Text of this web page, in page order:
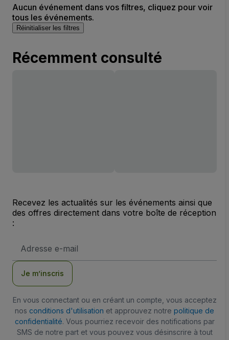
Aucun événement dans vos filtres, cliquez pour voir
tous les événements.
Réinitialiser les filtres
Récemment consulté
Recevez les actualités sur les événements ainsi que
des offres directement dans votre boîte de réception
:
e-
Je m’inscris
En vous connectant ou en créant un compte, vous acceptez
nos conditions d'utilisation et approuvez notre politique de
confidentialité. Vous pourriez recevoir des notifications par
SMS de notre part et vous pouvez vous désinscrire à tout